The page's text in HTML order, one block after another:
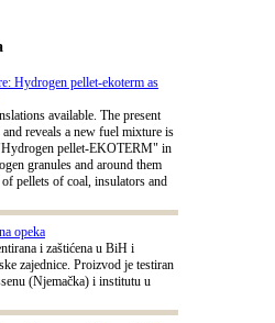
Hydrogen pellet-ekoterm as
available. The present
reveals a new fuel mixture is
pellet-EKOTERM" in
granules and around them
pellets of coal, insulators and
opeka
i zaštićena u BiH i
zajednice. Proizvod je testiran
(Njemačka) i institutu u